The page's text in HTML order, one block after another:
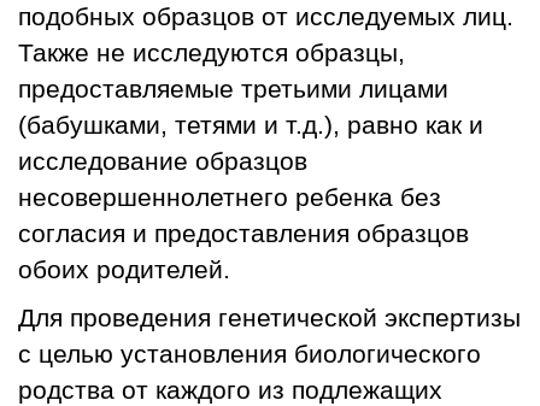
подобных образцов от исследуемых лиц.
Также не исследуются образцы,
предоставляемые третьими лицами
(бабушками, тетями и т.д.), равно как и
исследование образцов
несовершеннолетнего ребенка без
согласия и предоставления образцов
обоих родителей.
Для проведения генетической экспертизы
с целью установления биологического
родства от каждого из подлежащих